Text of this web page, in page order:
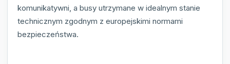
komunikatywni, a busy utrzymane w idealnym stanie
technicznym zgodnym z europejskimi normami
bezpieczeństwa.